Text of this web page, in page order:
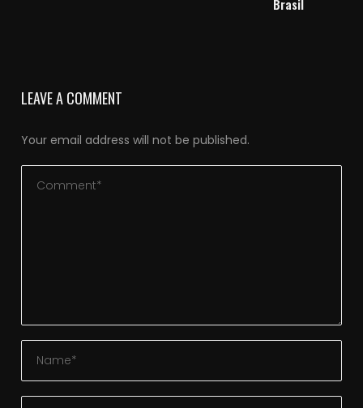
Brasil
LEAVE A COMMENT
Your email address will not be published.